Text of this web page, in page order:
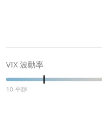
VIX 波動率
10 平靜